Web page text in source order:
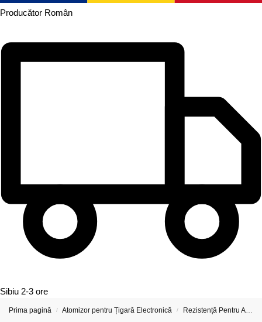
Producător Român
Sibiu 2-3 ore
Prima pagină / Atomizor pentru Țigară Electronică / Rezistență Pentru Atomizor De Țigară Electronică